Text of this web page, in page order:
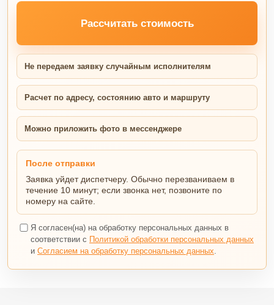
Рассчитать стоимость
Не передаем заявку случайным исполнителям
Расчет по адресу, состоянию авто и маршруту
Можно приложить фото в мессенджере
После отправки
Заявка уйдет диспетчеру. Обычно перезваниваем в
течение 10 минут; если звонка нет, позвоните по
номеру на сайте.
Я согласен(на) на обработку персональных данных в
соответствии с Политикой обработки персональных данных
и Согласием на обработку персональных данных.